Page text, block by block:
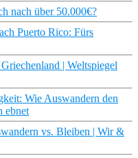
nach über 50.000€?
Puerto Rico: Fürs
| Weltspiegel
Wie Auswandern den
ebnet
vs. Bleiben | Wir &